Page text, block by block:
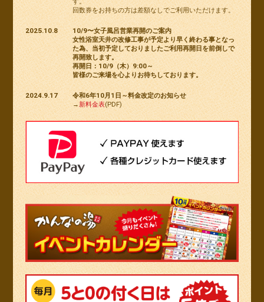
回数券をお持ちの方は差額なしでご利用いただけます。
2025.10.8
10/9〜女子風呂営業再開のご案内
女性浴室天井の改修工事が予定より早く終わる事となっ
た為、当初予定しておりましたご利用再開日を前倒しで
再開致します。
再開日：10/9（木）9:00～
皆様のご来場を心よりお待ちしております。
2024.9.17
令和6年10月1日～料金改定のお知らせ
→新料金表(PDF)